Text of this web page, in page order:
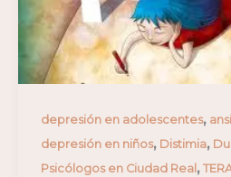
depresión en adolescentes,
depresión en niños, Distimia,
Psicólogos en Ciudad Real,